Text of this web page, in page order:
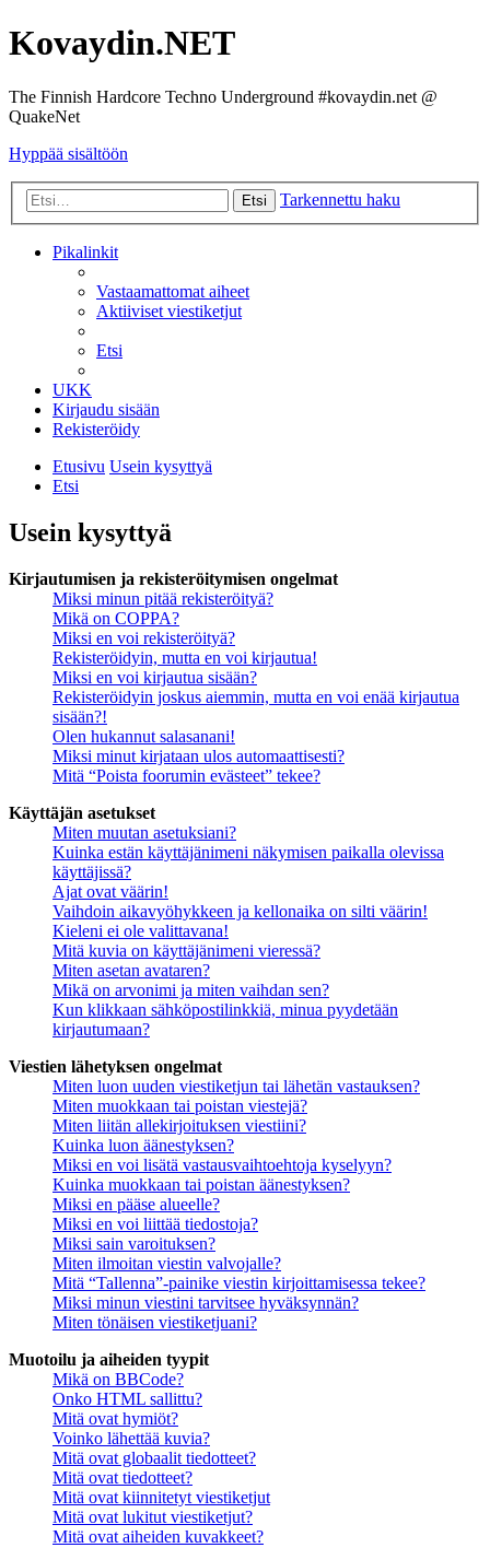
Kovaydin.NET
The Finnish Hardcore Techno Underground #kovaydin.net @
QuakeNet
Hyppää sisältöön
Etsi Tarkennettu haku
Pikalinkit
Vastaamattomat aiheet
Aktiiviset viestiketjut
Etsi
UKK
Kirjaudu sisään
Rekisteröidy
Etusivu Usein kysyttyä
Etsi
Usein kysyttyä
Kirjautumisen ja rekisteröitymisen ongelmat
Miksi minun pitää rekisteröityä?
Mikä on COPPA?
Miksi en voi rekisteröityä?
Rekisteröidyin, mutta en voi kirjautua!
Miksi en voi kirjautua sisään?
Rekisteröidyin joskus aiemmin, mutta en voi enää kirjautua
sisään?!
Olen hukannut salasanani!
Miksi minut kirjataan ulos automaattisesti?
Mitä “Poista foorumin evästeet” tekee?
Käyttäjän asetukset
Miten muutan asetuksiani?
Kuinka estän käyttäjänimeni näkymisen paikalla olevissa
käyttäjissä?
Ajat ovat väärin!
Vaihdoin aikavyöhykkeen ja kellonaika on silti väärin!
Kieleni ei ole valittavana!
Mitä kuvia on käyttäjänimeni vieressä?
Miten asetan avataren?
Mikä on arvonimi ja miten vaihdan sen?
Kun klikkaan sähköpostilinkkiä, minua pyydetään
kirjautumaan?
Viestien lähetyksen ongelmat
Miten luon uuden viestiketjun tai lähetän vastauksen?
Miten muokkaan tai poistan viestejä?
Miten liitän allekirjoituksen viestiini?
Kuinka luon äänestyksen?
Miksi en voi lisätä vastausvaihtoehtoja kyselyyn?
Kuinka muokkaan tai poistan äänestyksen?
Miksi en pääse alueelle?
Miksi en voi liittää tiedostoja?
Miksi sain varoituksen?
Miten ilmoitan viestin valvojalle?
Mitä “Tallenna”-painike viestin kirjoittamisessa tekee?
Miksi minun viestini tarvitsee hyväksynnän?
Miten tönäisen viestiketjuani?
Muotoilu ja aiheiden tyypit
Mikä on BBCode?
Onko HTML sallittu?
Mitä ovat hymiöt?
Voinko lähettää kuvia?
Mitä ovat globaalit tiedotteet?
Mitä ovat tiedotteet?
Mitä ovat kiinnitetyt viestiketjut
Mitä ovat lukitut viestiketjut?
Mitä ovat aiheiden kuvakkeet?